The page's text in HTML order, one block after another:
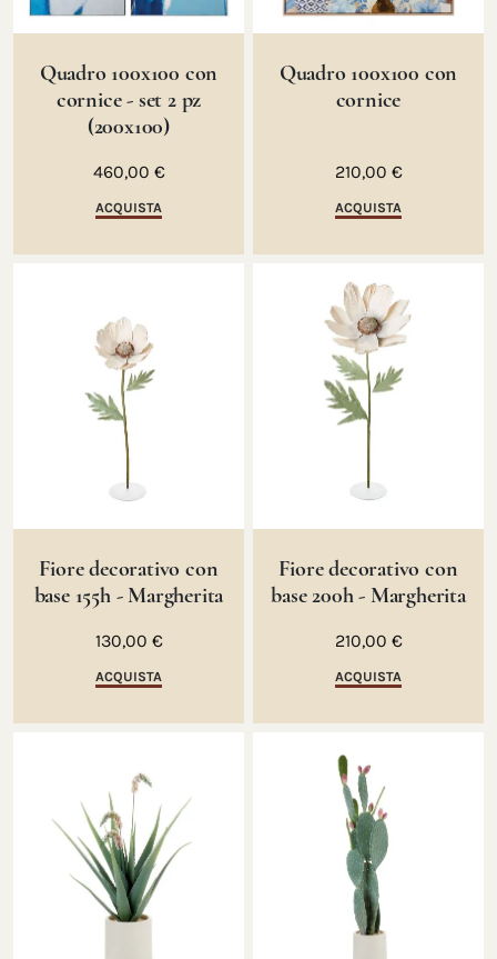
Quadro 100x100 con
cornice - set 2 pz
(200x100)
460,00 €
ACQUISTA
Quadro 100x100 con
cornice
210,00 €
ACQUISTA
Fiore decorativo con
base 155h - Margherita
130,00 €
ACQUISTA
Fiore decorativo con
base 200h - Margherita
210,00 €
ACQUISTA